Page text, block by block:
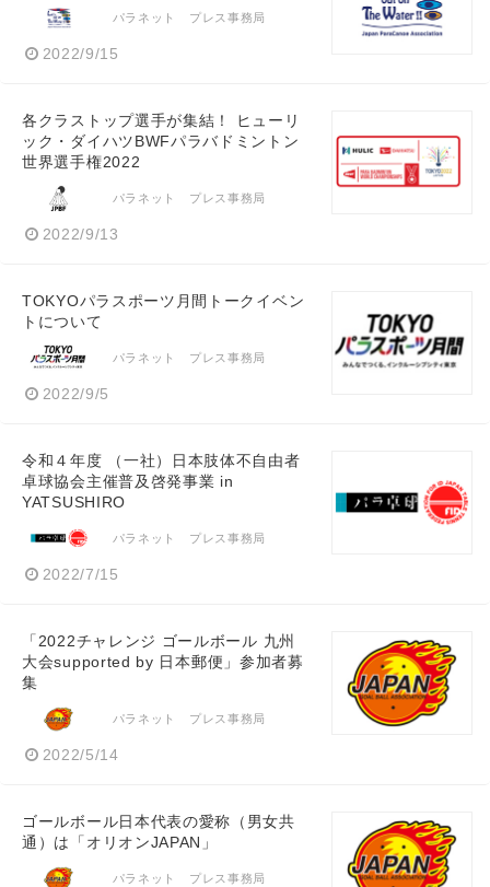
パラネット プレス事務局
2022/9/15
各クラストップ選手が集結！ ヒューリ
ック・ダイハツBWFパラバドミントン
世界選手権2022
パラネット プレス事務局
2022/9/13
TOKYOパラスポーツ月間トークイベン
トについて
パラネット プレス事務局
2022/9/5
令和４年度 （一社）日本肢体不自由者
卓球協会主催普及啓発事業 in
YATSUSHIRO
パラネット プレス事務局
2022/7/15
「2022チャレンジ ゴールボール 九州
大会supported by 日本郵便」参加者募
集
パラネット プレス事務局
2022/5/14
ゴールボール日本代表の愛称（男女共
通）は「オリオンJAPAN」
パラネット プレス事務局